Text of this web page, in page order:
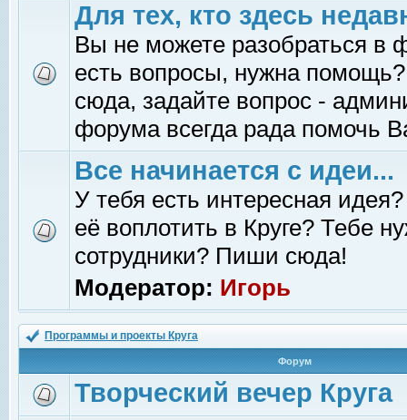
Для тех, кто здесь
Вы не можете разобраться в
есть вопросы, нужна помощь?
сюда, задайте вопрос -
форума всегда рада помочь
Все начинается с идеи...
У тебя есть интересная
её воплотить в Круге? Тебе
сотрудники? Пиши сюда!
Модератор: Игорь
Программы и проекты Круга
Форум
Творческий вечер Круга